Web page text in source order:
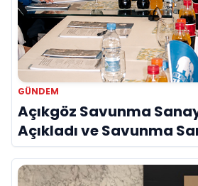
GÜNDEM
Açıkgöz Savunma
Açıkladı ve Savunma
Vurgusu